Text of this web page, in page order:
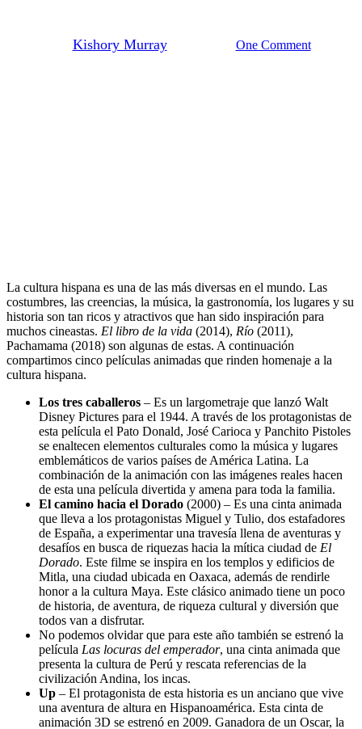
Kishory MurrayApril 1, 2022 One Comment
La cultura hispana es una de las más diversas en el mundo. Las
costumbres, las creencias, la música, la gastronomía, los lugares y su
historia son tan ricos y atractivos que han sido inspiración para
muchos cineastas. El libro de la vida (2014), Río (2011),
Pachamama (2018) son algunas de estas. A continuación
compartimos cinco películas animadas que rinden homenaje a la
cultura hispana.
Los tres caballeros – Es un largometraje que lanzó Walt
Disney Pictures para el 1944. A través de los protagonistas de
esta película el Pato Donald, José Carioca y Panchito Pistoles
se enaltecen elementos culturales como la música y lugares
emblemáticos de varios países de América Latina. La
combinación de la animación con las imágenes reales hacen
de esta una película divertida y amena para toda la familia.
El camino hacia el Dorado (2000) – Es una cinta animada
que lleva a los protagonistas Miguel y Tulio, dos estafadores
de España, a experimentar una travesía llena de aventuras y
desafíos en busca de riquezas hacia la mítica ciudad de El
Dorado. Este filme se inspira en los templos y edificios de
Mitla, una ciudad ubicada en Oaxaca, además de rendirle
honor a la cultura Maya. Este clásico animado tiene un poco
de historia, de aventura, de riqueza cultural y diversión que
todos van a disfrutar.
No podemos olvidar que para este año también se estrenó la
película Las locuras del emperador, una cinta animada que
presenta la cultura de Perú y rescata referencias de la
civilización Andina, los incas.
Up – El protagonista de esta historia es un anciano que vive
una aventura de altura en Hispanoamérica. Esta cinta de
animación 3D se estrenó en 2009. Ganadora de un Oscar, la